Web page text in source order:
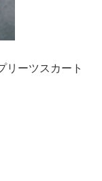
リーツスカート